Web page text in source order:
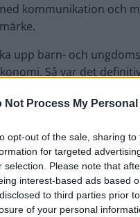
Not Process My
opt-out of the sale, sharing
for targeted
selection. Please note that
interest-based ads based
to third parties prior
of your personal
kommunikation och
upp barn- och
Så var det
Hjärta, ett arbete
eller avveckling
inom både
på en rad områden